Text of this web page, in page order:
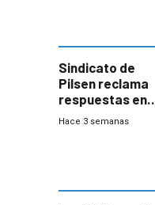
Sindicato de
Pilsen reclama
respuestas en
medio de
Hace 3 semanas